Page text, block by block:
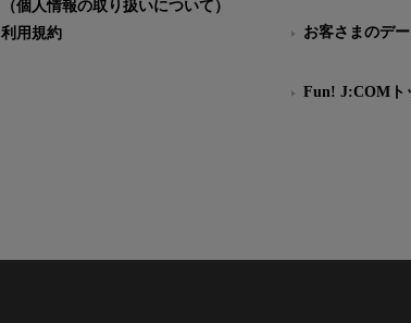
（個人情報の取り扱いについて）
利用規約
お客さまのデ
Fun! J:COMト